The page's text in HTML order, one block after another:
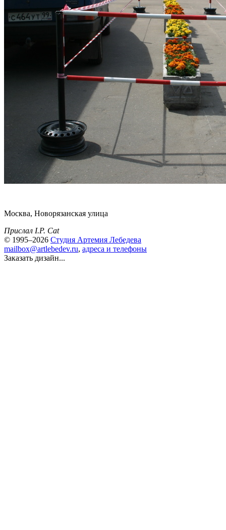
Москва, Новорязанская улица
Прислал I.P. Cat
© 1995–2026 Студия Артемия Лебедева
mailbox@artlebedev.ru, адреса и телефоны
Заказать дизайн...